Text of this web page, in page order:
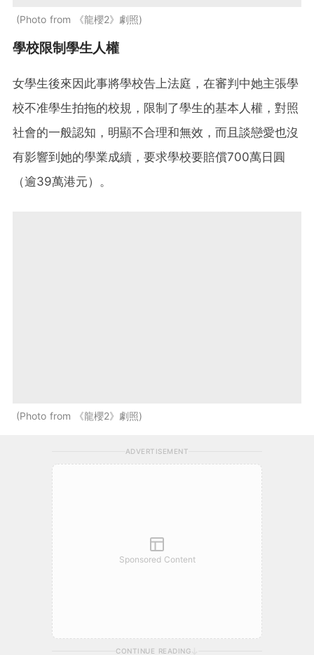
Photo from 《龍櫻2》劇照
學校限制學生人權
女學生後來因此事將學校告上法庭，在審判中她主張學
校不准學生拍拖的校規，限制了學生的基本人權，對照
社會的一般認知，明顯不合理和無效，而且談戀愛也沒
有影響到她的學業成續，要求學校要賠償700萬日圓
（逾39萬港元）。
Photo from 《龍櫻2》劇照
ADVERTISEMENT
Sponsored Content
CONTINUE READING